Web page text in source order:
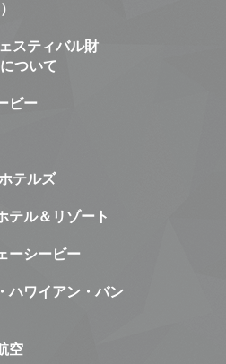
スティバル財
ついて
ビー
テルズ
テル＆リゾート
ーシービー
ハワイアン・バン
空